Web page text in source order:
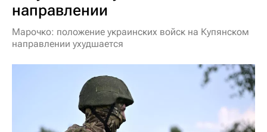
направлении
Марочко: положение украинских войск на Купянском
направлении ухудшается